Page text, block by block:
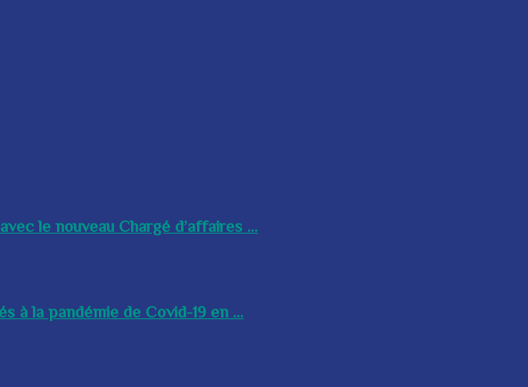
le nouveau Chargé d’affaires ...
à la pandémie de Covid-19 en ...